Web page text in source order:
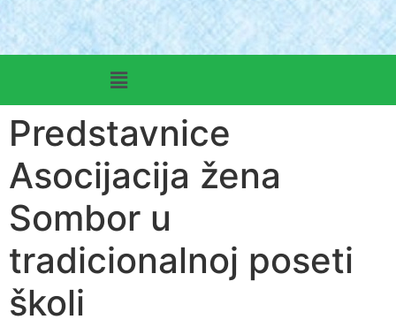
Predstavnice
Asocijacija žena
Sombor u
tradicionalnoj poseti
školi